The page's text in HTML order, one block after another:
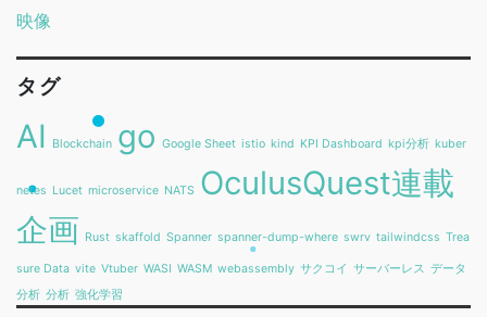
映像
タグ
AI Blockchain go Google Sheet istio kind KPI Dashboard kpi分析 kuber
netes Lucet microservice NATS OculusQuest連載
企画 Rust skaffold Spanner spanner-dump-where swrv tailwindcss Trea
sure Data vite Vtuber WASI WASM webassembly サクコイ サーバーレス データ
分析 分析 強化学習